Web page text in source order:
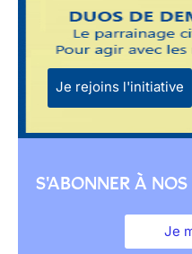
Je rejoins l'initiative
S'ABONNER À
Je